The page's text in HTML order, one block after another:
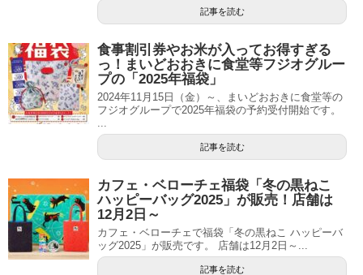
記事を読む
食事割引券やお米が入ってお得すぎる
っ！まいどおおきに食堂等フジオグルー
プの「2025年福袋」
2024年11月15日（金）～、まいどおおきに食堂等の
フジオグループで2025年福袋の予約受付開始です。
記事を読む
カフェ・ベローチェ福袋「冬の黒ねこ
ハッピーバッグ2025」が販売！店舗は
12月2日～
カフェ・ベローチェで福袋「冬の黒ねこ ハッピーバ
ッグ2025」が販売です。 店舗は12月2日～...
記事を読む